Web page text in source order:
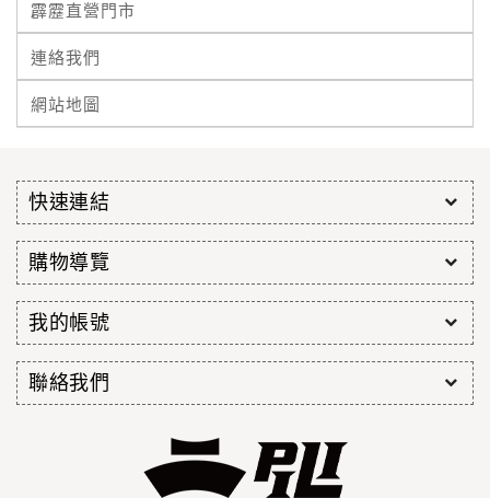
霹靂直營門市
連絡我們
網站地圖
快速連結
購物導覽
我的帳號
聯絡我們